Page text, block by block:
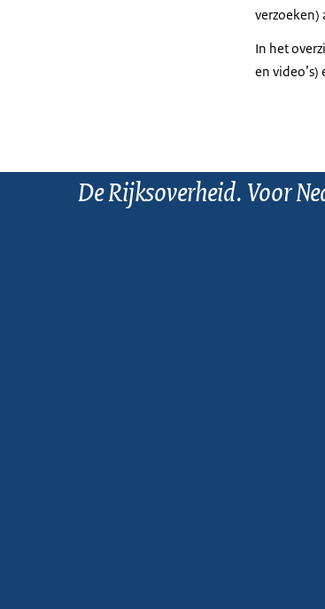
verzoeken)
In het
en
De Rijksoverheid. Voor